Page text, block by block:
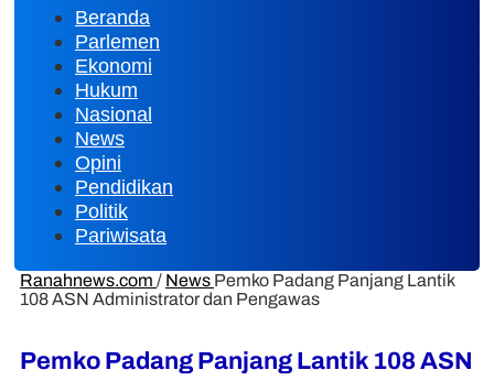
Beranda
Parlemen
Ekonomi
Hukum
Nasional
News
Opini
Pendidikan
Politik
Pariwisata
Ranahnews.com / News Pemko Padang Panjang Lantik
108 ASN Administrator dan Pengawas
Pemko Padang Panjang Lantik 108 ASN